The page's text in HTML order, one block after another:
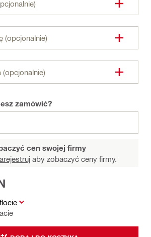
(opcjonalnie)
zamówić?
cen swojej firmy
aby zobaczyć ceny firmy.